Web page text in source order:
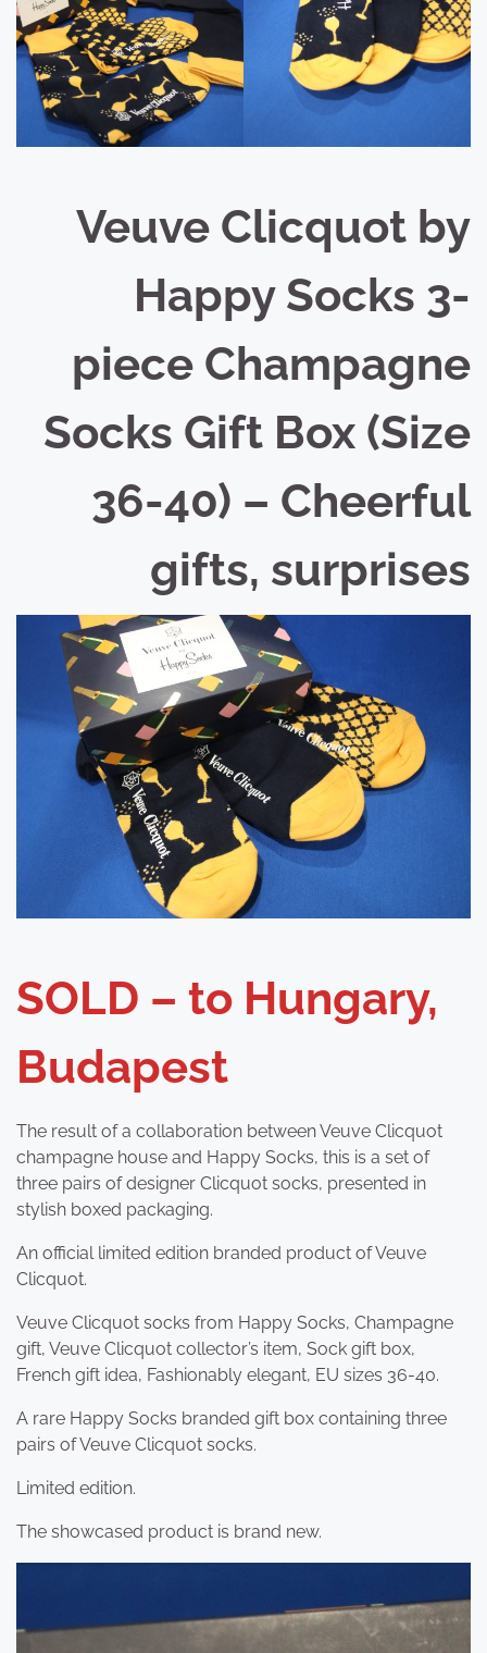
Veuve Clicquot by
Happy Socks 3-
piece Champagne
Socks Gift Box (Size
36-40) – Cheerful
gifts, surprises
SOLD – to Hungary,
Budapest
The result of a collaboration between Veuve Clicquot
champagne house and Happy Socks, this is a set of
three pairs of designer Clicquot socks, presented in
stylish boxed packaging.
An official limited edition branded product of Veuve
Clicquot.
Veuve Clicquot socks from Happy Socks, Champagne
gift, Veuve Clicquot collector’s item, Sock gift box,
French gift idea, Fashionably elegant, EU sizes 36-40.
A rare Happy Socks branded gift box containing three
pairs of Veuve Clicquot socks.
Limited edition.
The showcased product is brand new.